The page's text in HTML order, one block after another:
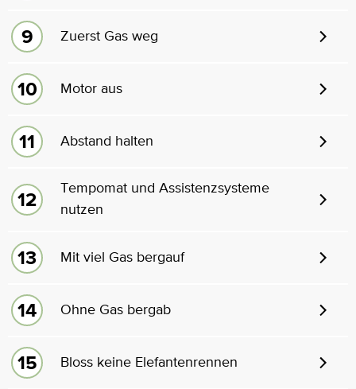
Zuerst Gas weg
Motor aus
Abstand halten
Tempomat und Assistenzsysteme
nutzen
Mit viel Gas bergauf
Ohne Gas bergab
Bloss keine Elefantenrennen